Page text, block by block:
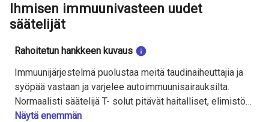
t
o
a
t
u
Ihmisen immuunivasteen uudet
säätelijät
Rahoitetun hankkeen kuvaus
Immuunijärjestelmä puolustaa meitä taudinaiheuttajia ja
syöpää vastaan ja varjelee autoimmuunisairauksilta.
Normaalisti säätelijä T- solut pitävät haitalliset, elimistöä
vastaan kohdistuvat immuunireaktiot kurissa, mutta
Näytä enemmän